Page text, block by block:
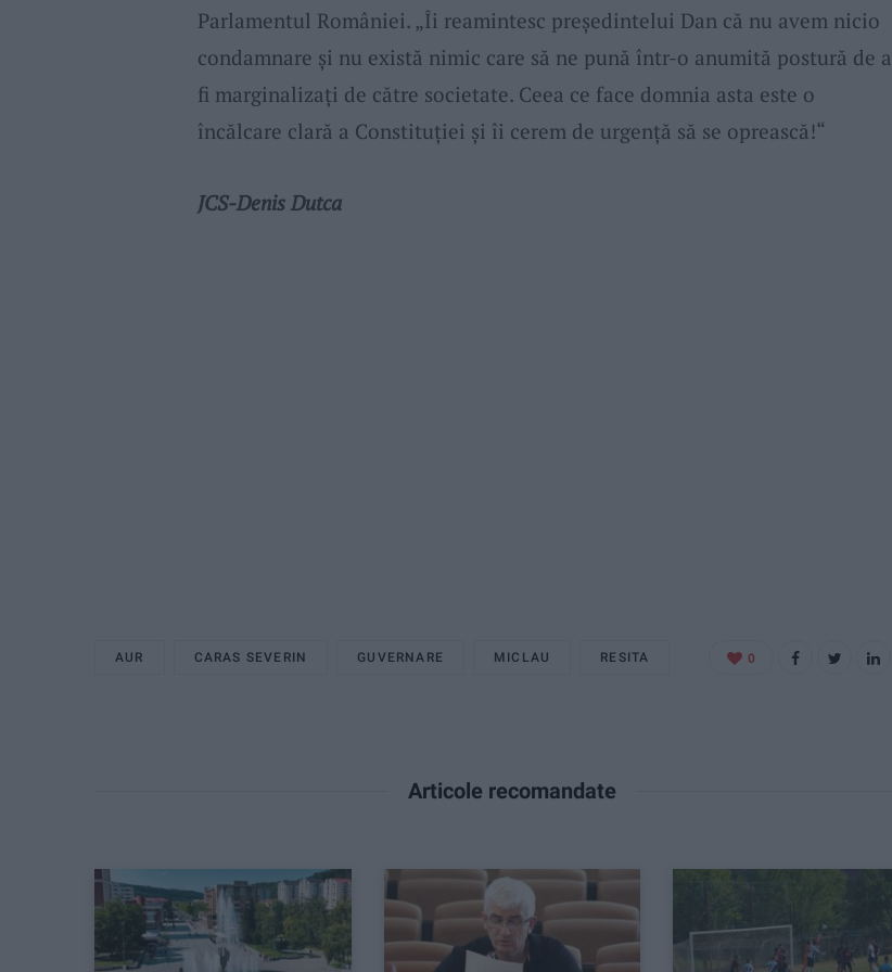
Parlamentul României. „Îi reamintesc președintelui Dan că nu avem nicio
condamnare și nu există nimic care să ne pună într-o anumită postură de a
fi marginalizați de către societate. Ceea ce face domnia asta este o
încălcare clară a Constituției și îi cerem de urgență să se oprească!“
JCS-Denis Dutca
AUR CARAS SEVERIN GUVERNARE MICLAU RESITA 0
Articole recomandate